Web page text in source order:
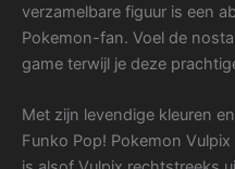
verzamelbare figuur is een
Pokemon-fan. Voel de
game terwijl je deze
Met zijn levendige kleuren
Funko Pop! Pokemon